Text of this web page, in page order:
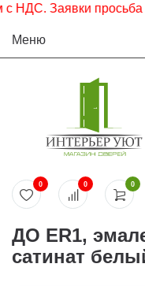
Заявки просьба
Меню
0
0 0
ДО ЕR1,
сатинат